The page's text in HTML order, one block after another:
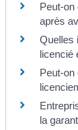
Peut-on
après
Quelles
licencié
Peut-on
la